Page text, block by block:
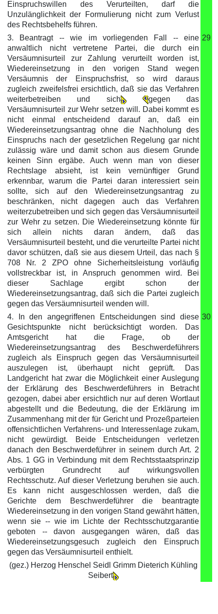
Einspruchswillen des Verurteilten, darf die
Unzulänglichkeit der Formulierung nicht zum Verlust
des Rechtsbehelfs führen.
3. Beantragt -- wie im vorliegenden Fall -- eine
anwaltlich nicht vertretene Partei, die durch ein
Versäumnisurteil zur Zahlung verurteilt worden ist,
Wiedereinsetzung in den vorigen Stand wegen
Versäumnis der Einspruchsfrist, so wird daraus
zugleich zweifelsfrei ersichtlich, daß sie das Verfahren
weiterbetreiben und sich
gegen das
Versäumnisurteil zur Wehr setzen will. Dabei kommt es
nicht einmal entscheidend darauf an, daß ein
Wiedereinsetzungsantrag ohne die Nachholung des
Einspruchs nach der gesetzlichen Regelung gar nicht
zulässig wäre und damit schon aus diesem Grunde
keinen Sinn ergäbe. Auch wenn man von dieser
Rechtslage absieht, ist kein vernünftiger Grund
erkennbar, warum die Partei daran interessiert sein
sollte, sich auf den Wiedereinsetzungsantrag zu
beschränken, nicht dagegen auch das Verfahren
weiterzubetreiben und sich gegen das Versäumnisurteil
zur Wehr zu setzen. Die Wiedereinsetzung könnte für
sich allein nichts daran ändern, daß das
Versäumnisurteil besteht, und die verurteilte Partei nicht
davor schützen, daß sie aus diesem Urteil, das nach §
708 Nr. 2 ZPO ohne Sicherheitsleistung vorläufig
vollstreckbar ist, in Anspruch genommen wird. Bei
dieser Sachlage ergibt schon der
Wiedereinsetzungsantrag, daß sich die Partei zugleich
gegen das Versäumnisurteil wenden will.
29
4. In den angegriffenen Entscheidungen sind diese
Gesichtspunkte nicht berücksichtigt worden. Das
Amtsgericht hat die Frage, ob der
Wiedereinsetzungsantrag des Beschwerdeführers
zugleich als Einspruch gegen das Versäumnisurteil
auszulegen ist, überhaupt nicht geprüft. Das
Landgericht hat zwar die Möglichkeit einer Auslegung
der Erklärung des Beschwerdeführers in Betracht
gezogen, dabei aber ersichtlich nur auf deren Wortlaut
abgestellt und die Bedeutung, die der Erklärung im
Zusammenhang mit der für Gericht und Prozeßparteien
offensichtlichen Verfahrens- und Interessenlage zukam,
nicht gewürdigt. Beide Entscheidungen verletzen
danach den Beschwerdeführer in seinem durch Art. 2
Abs. 1 GG in Verbindung mit dem Rechtsstaatsprinzip
verbürgten Grundrecht auf wirkungsvollen
Rechtsschutz. Auf dieser Verletzung beruhen sie auch.
Es kann nicht ausgeschlossen werden, daß die
Gerichte dem Beschwerdeführer die beantragte
Wiedereinsetzung in den vorigen Stand gewährt hätten,
wenn sie -- wie im Lichte der Rechtsschutzgarantie
geboten -- davon ausgegangen wären, daß das
Wiedereinsetzungsgesuch zugleich den Einspruch
gegen das Versäumnisurteil enthielt.
30
(gez.) Herzog Henschel Seidl Grimm Dieterich Kühling
Seibert